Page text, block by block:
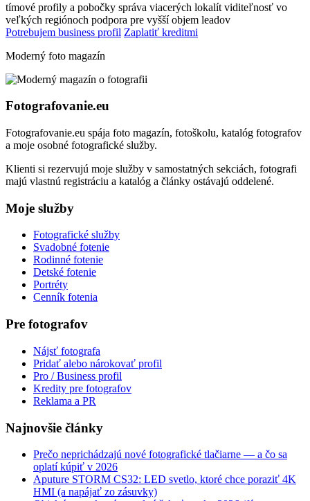
tímové profily a pobočky správa viacerých lokalít viditeľnosť vo
veľkých regiónoch podpora pre vyšší objem leadov
Potrebujem business profil Zaplatiť kreditmi
Moderný foto magazín
Fotografovanie.eu
Fotografovanie.eu spája foto magazín, fotoškolu, katalóg fotografov
a moje osobné fotografické služby.
Klienti si rezervujú moje služby v samostatných sekciách, fotografi
majú vlastnú registráciu a katalóg a články ostávajú oddelené.
Moje služby
Fotografické služby
Svadobné fotenie
Rodinné fotenie
Detské fotenie
Portréty
Cenník fotenia
Pre fotografov
Nájsť fotografa
Pridať alebo nárokovať profil
Pro / Business profil
Kredity pre fotografov
Reklama a PR
Najnovšie články
Prečo neprichádzajú nové fotografické tlačiarne — a čo sa
oplatí kúpiť v 2026
Aputure STORM CS32: LED svetlo, ktoré chce poraziť 4K
HMI (a napájať zo zásuvky)